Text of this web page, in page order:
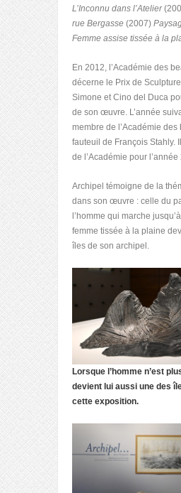
L’Inconnu dans l’Atelier
rue Bergasse (2007)
Femme assise tissée à la
En 2012, l’Académie des
décerne le Prix de
Simone et Cino del Duca
de son œuvre. L’année
membre de l’Académie des
fauteuil de François Stahly.
de l’Académie pour l’année
Archipel témoigne de la
dans son œuvre : celle du
l’homme qui marche
femme tissée à la plaine
îles de son archipel.
Lorsque l’homme n’est
devient lui aussi une des
cette exposition.